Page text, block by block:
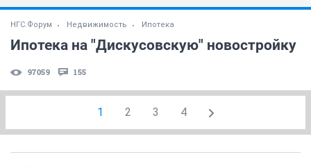
НГС.Форум Недвижимость Ипотека
Ипотека на "Дискусовскую" новостройку
97059 155
1 2 3 4